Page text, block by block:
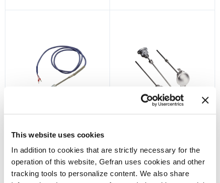
This website uses cookies
In addition to cookies that are strictly necessary for the
operation of this website, Gefran uses cookies and other
tracking tools to personalize content. We also share
TC5M
了解更多
TC6
了解更多